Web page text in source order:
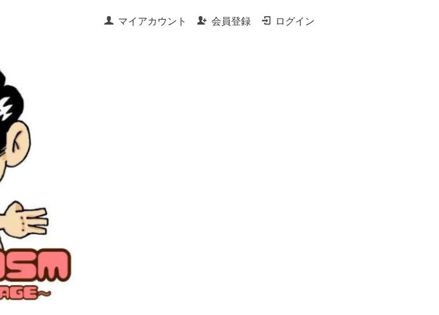
マイアカウント 会員登録 ログイン